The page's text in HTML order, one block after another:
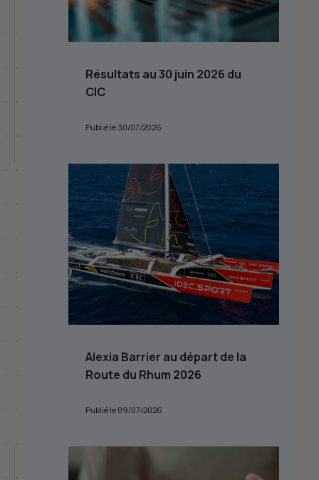
Résultats au 30 juin 2026 du
CIC
Publié le 30/07/2026
Alexia Barrier au départ de la
Route du Rhum 2026
Publié le 09/07/2026